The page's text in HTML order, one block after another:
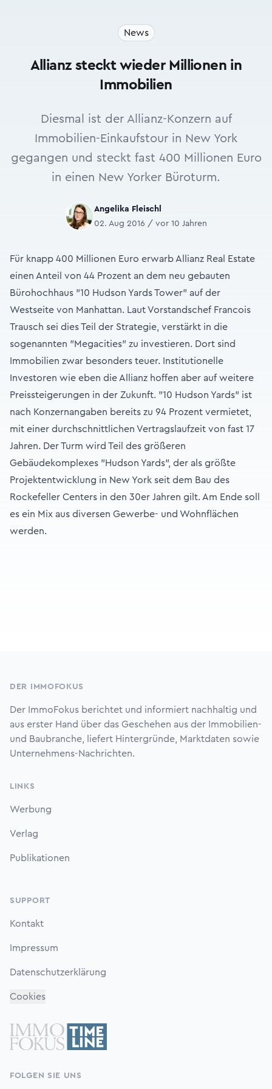
News
Allianz steckt wieder Millionen in
Immobilien
Diesmal ist der Allianz-Konzern auf
Immobilien-Einkaufstour in New York
gegangen und steckt fast 400 Millionen Euro
in einen New Yorker Büroturm.
Angelika Fleischl
02. Aug 2016 / vor 10 Jahren
Für knapp 400 Millionen Euro erwarb Allianz Real Estate
einen Anteil von 44 Prozent an dem neu gebauten
Bürohochhaus "10 Hudson Yards Tower" auf der
Westseite von Manhattan. Laut Vorstandschef Francois
Trausch sei dies Teil der Strategie, verstärkt in die
sogenannten "Megacities" zu investieren. Dort sind
Immobilien zwar besonders teuer. Institutionelle
Investoren wie eben die Allianz hoffen aber auf weitere
Preissteigerungen in der Zukunft. "10 Hudson Yards" ist
nach Konzernangaben bereits zu 94 Prozent vermietet,
mit einer durchschnittlichen Vertragslaufzeit von fast 17
Jahren. Der Turm wird Teil des größeren
Gebäudekomplexes "Hudson Yards", der als größte
Projektentwicklung in New York seit dem Bau des
Rockefeller Centers in den 30er Jahren gilt. Am Ende soll
es ein Mix aus diversen Gewerbe- und Wohnflächen
werden.
DER IMMOFOKUS
Der ImmoFokus berichtet und informiert nachhaltig und
aus erster Hand über das Geschehen aus der Immobilien-
und Baubranche, liefert Hintergründe, Marktdaten sowie
Unternehmens-Nachrichten.
LINKS
Werbung
Verlag
Publikationen
SUPPORT
Kontakt
Impressum
Datenschutzerklärung
Cookies
FOLGEN SIE UNS